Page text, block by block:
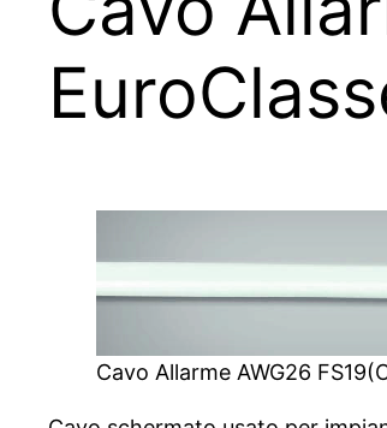
Cavo Allarme AWG26